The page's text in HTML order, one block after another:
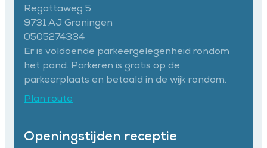
Regattaweg 5
9731 AJ Groningen
0505274334
Er is voldoende parkeergelegenheid rondom
het pand. Parkeren is gratis op de
parkeerplaats en betaald in de wijk rondom.
Plan route
Openingstijden receptie